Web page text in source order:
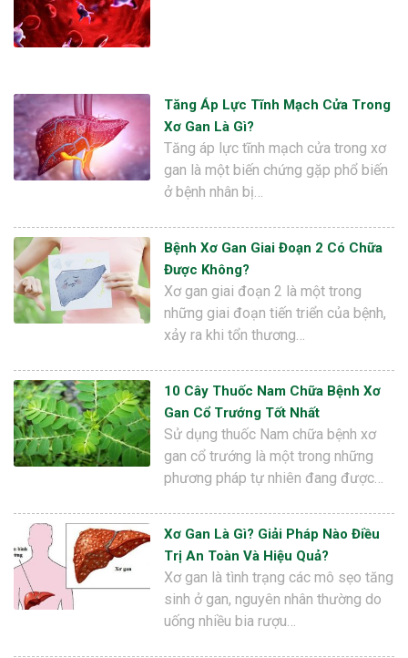
Tăng Áp Lực Tĩnh Mạch Cửa Trong
Xơ Gan Là Gì?
Tăng áp lực tĩnh mạch cửa trong xơ
gan là một biến chứng gặp phổ biến
ở bệnh nhân bị…
Bệnh Xơ Gan Giai Đoạn 2 Có Chữa
Được Không?
Xơ gan giai đoạn 2 là một trong
những giai đoạn tiến triển của bệnh,
xảy ra khi tổn thương…
10 Cây Thuốc Nam Chữa Bệnh Xơ
Gan Cổ Trướng Tốt Nhất
Sử dụng thuốc Nam chữa bệnh xơ
gan cổ trướng là một trong những
phương pháp tự nhiên đang được…
Xơ Gan Là Gì? Giải Pháp Nào Điều
Trị An Toàn Và Hiệu Quả?
Xơ gan là tình trạng các mô sẹo tăng
sinh ở gan, nguyên nhân thường do
uống nhiều bia rượu…